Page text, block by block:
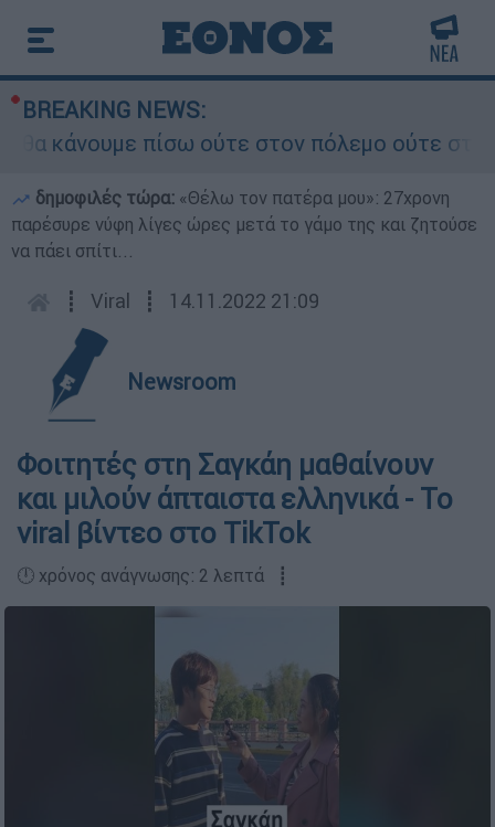
BREAKING NEWS:
κάνουμε πίσω ούτε στον πόλεμο ούτε στις
δημοφιλές τώρα: «Θέλω τον πατέρα μου»: 27χρονη
παρέσυρε νύφη λίγες ώρες μετά το γάμο της και ζητούσε
να πάει σπίτι...
┋ Viral ┋ 14.11.2022 21:09
Newsroom
Φοιτητές στη Σαγκάη μαθαίνουν
και μιλούν άπταιστα ελληνικά - Το
viral βίντεο στο TikTok
🕛 χρόνος ανάγνωσης: 2 λεπτά ┋